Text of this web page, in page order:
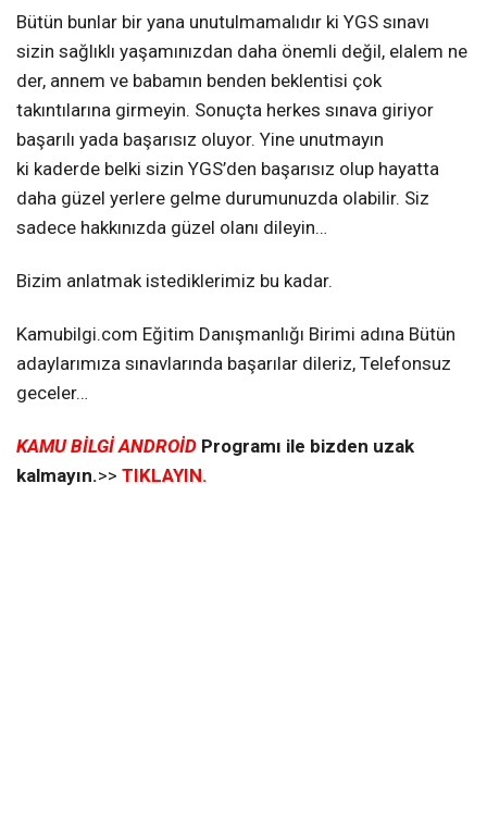
Bütün bunlar bir yana unutulmamalıdır ki YGS sınavı
sizin sağlıklı yaşamınızdan daha önemli değil, elalem ne
der, annem ve babamın benden beklentisi çok
takıntılarına girmeyin. Sonuçta herkes sınava giriyor
başarılı yada başarısız oluyor. Yine unutmayın
ki kaderde belki sizin YGS’den başarısız olup hayatta
daha güzel yerlere gelme durumunuzda olabilir. Siz
sadece hakkınızda güzel olanı dileyin…
Bizim anlatmak istediklerimiz bu kadar.
Kamubilgi.com Eğitim Danışmanlığı Birimi adına Bütün
adaylarımıza sınavlarında başarılar dileriz, Telefonsuz
geceler…
KAMU BİLGİ ANDROİD Programı ile bizden uzak
kalmayın.>> TIKLAYIN.